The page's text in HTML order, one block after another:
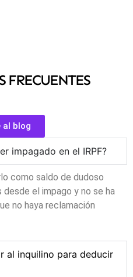
FRECUENTES
al blog
impagado en el IRPF?
como saldo de dudoso
el impago y no se ha
no haya reclamación
al inquilino para deducir